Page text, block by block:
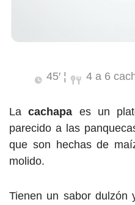
45′ ¦ 4 a 6
Lacachapa es un
parecido a las
que son hechas de
molido.
Tienen un sabor dulzón